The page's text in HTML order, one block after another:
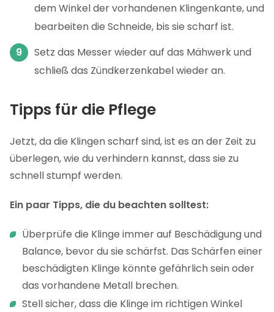
dem Winkel der vorhandenen Klingenkante, und
bearbeiten die Schneide, bis sie scharf ist.
Setz das Messer wieder auf das Mähwerk und
schließ das Zündkerzenkabel wieder an.
Tipps für die Pflege
Jetzt, da die Klingen scharf sind, ist es an der Zeit zu
überlegen, wie du verhindern kannst, dass sie zu
schnell stumpf werden.
Ein paar Tipps, die du beachten solltest:
Überprüfe die Klinge immer auf Beschädigung und
Balance, bevor du sie schärfst. Das Schärfen einer
beschädigten Klinge könnte gefährlich sein oder
das vorhandene Metall brechen.
Stell sicher, dass die Klinge im richtigen Winkel